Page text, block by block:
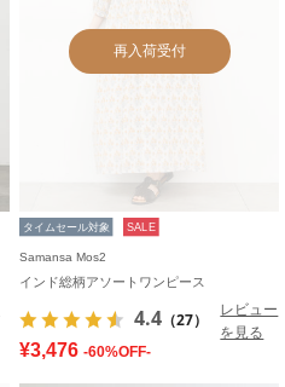
再入荷受付
タイムセール対象 SALE
Samansa Mos2
インド総柄アソートワンピース
4.4 （27）
レビュー
を見る
¥3,476 -60%OFF-